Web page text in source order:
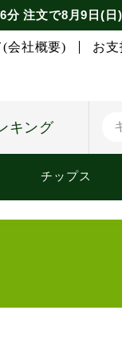
6分注文で8月9日(日
(会社概要) お
キング
チップス